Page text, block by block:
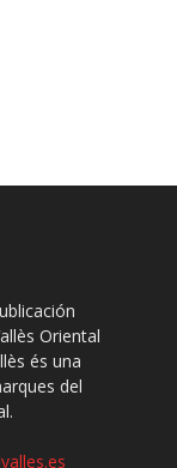
Oriental
és una
del